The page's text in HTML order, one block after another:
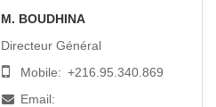
M. BOUDHINA
Directeur Général
Mobile: +216.95.340.869
Email: